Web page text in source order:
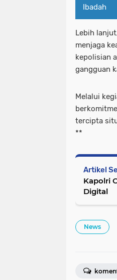
Ibadah
Lebih
menjaga
kepolisian
gangguan
Melalui
tercipta
**
Artikel
Kapolri
Digital
News